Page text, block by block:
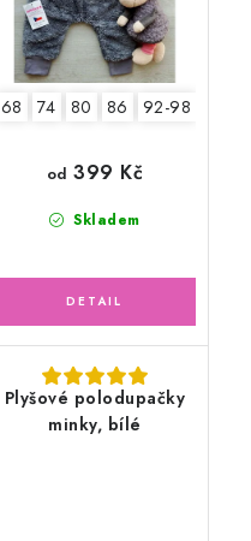
68 74 80 86 92-98
Skladem
od 399 Kč
Plyšové polodupačky
minky, bílé